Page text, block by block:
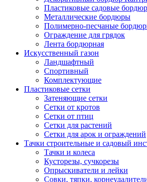
Пластиковые садовые
Металлические бордюры
Полимерно-песчаные
Ограждение для грядок
Лента бордюрная
Искусственный газон
Ландшафтный
Спортивный
Комплектующие
Пластиковые сетки
Затеняющие сетки
Сетки от кротов
Сетки от птиц
Сетки для растений
Сетки для арок и ограждений
Тачки строительные и садовый
Тачки и колеса
Кусторезы, сучкорезы
Опрыскиватели и лейки
Совки, тяпки,